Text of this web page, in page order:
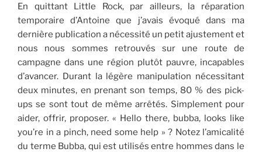
En quittant Little Rock, par ailleurs, la réparation
temporaire d’Antoine que j’avais évoqué dans ma
dernière publication a nécessité un petit ajustement et
nous nous sommes retrouvés sur une route de
campagne dans une région plutôt pauvre, incapables
d’avancer. Durant la légère manipulation nécessitant
deux minutes, en prenant son temps, 80 % des pick-
ups se sont tout de même arrêtés. Simplement pour
aider, offrir, proposer. « Hello there, bubba, looks like
you’re in a pinch, need some help » ? Notez l’amicalité
du terme Bubba, qui est utilisés entre hommes dans le